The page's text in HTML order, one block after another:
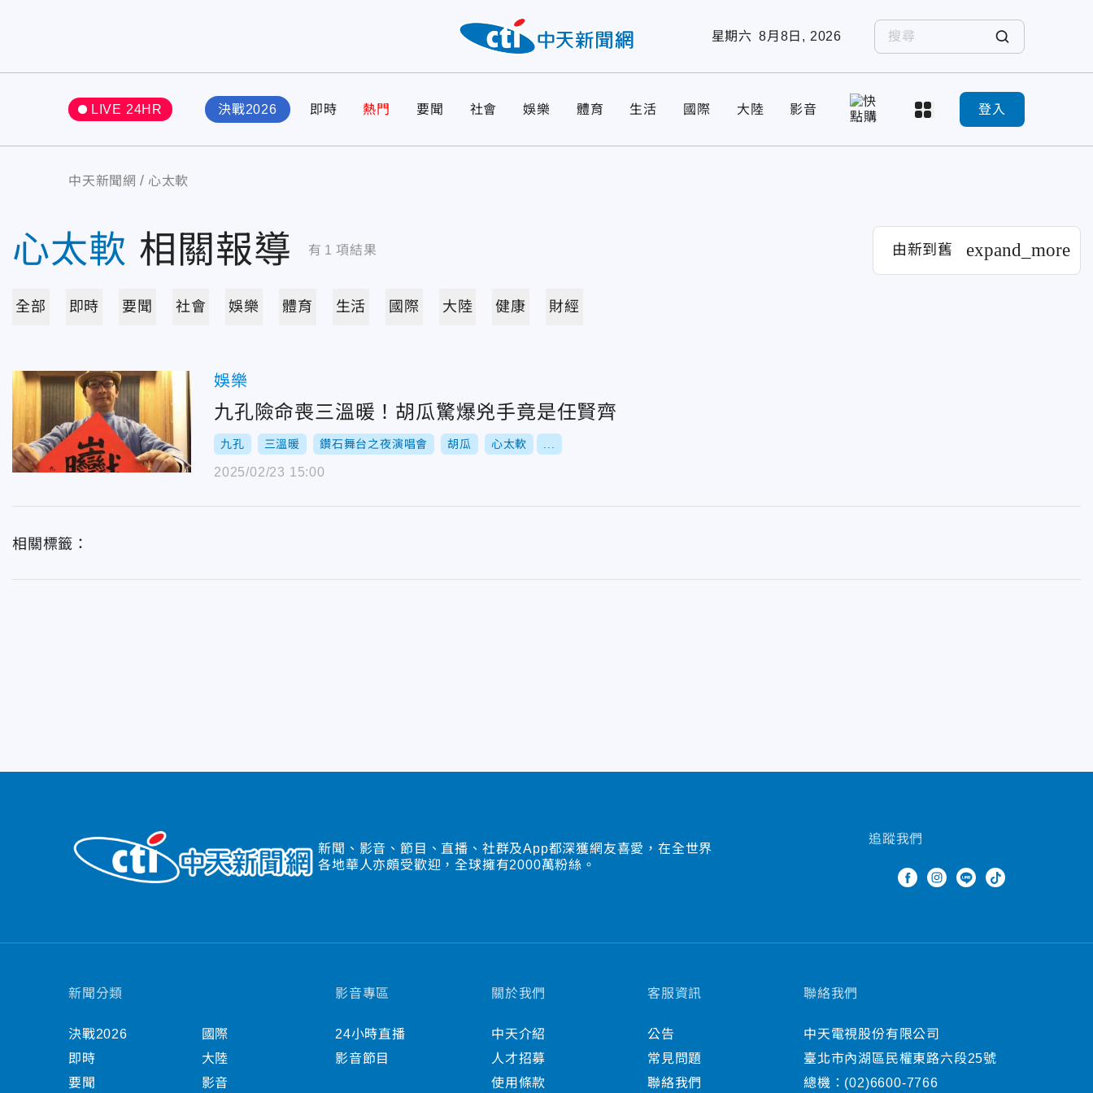
星期六 8月8日, 2026
LIVE 24HR 決戰2026 即時 熱門 要聞 社會 娛樂 體育 生活 國際 大陸 影音 登入
中天新聞網 心太軟
心太軟 相關報導 有 1 項結果 由新到舊 expand_more
全部 即時 要聞 社會 娛樂 體育 生活 國際 大陸 健康 財經
娛樂
九孔險命喪三溫暖！胡瓜驚爆兇手竟是任賢齊
九孔 三溫暖 鑽石舞台之夜演唱會 胡瓜 心太軟
2025/02/23 15:00
相關標籤：
新聞、影音、節目、直播、社群及App都深獲網友喜愛，在全世界
各地華人亦頗受歡迎，全球擁有2000萬粉絲。
追蹤我們
新聞分類
決戰2026
即時
要聞
國際
大陸
影音
影音專區
24小時直播
影音節目
關於我們
中天介紹
人才招募
使用條款
客服資訊
公告
常見問題
聯絡我們
聯絡我們
中天電視股份有限公司
臺北市內湖區民權東路六段25號
總機： (02)6600-7766